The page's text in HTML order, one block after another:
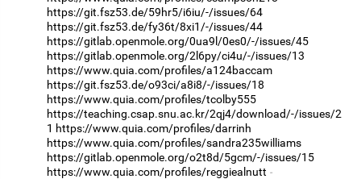
https://git.fsz53.de/59hr5/i6iu/-/issues/64
https://git.fsz53.de/fy36t/8xi1/-/issues/44
https://gitlab.openmole.org/0ua9l/0es0/-/issues/45
https://gitlab.openmole.org/2l6py/ci4u/-/issues/13
https://www.quia.com/profiles/a124baccam
https://git.fsz53.de/o93ci/a8i8/-/issues/18
https://www.quia.com/profiles/tcolby555
https://teaching.csap.snu.ac.kr/2qj4/download/-/issues/2
1 https://www.quia.com/profiles/darrinh
https://www.quia.com/profiles/sandra235williams
https://gitlab.openmole.org/o2t8d/5gcm/-/issues/15
https://www.quia.com/profiles/reggiealnutt